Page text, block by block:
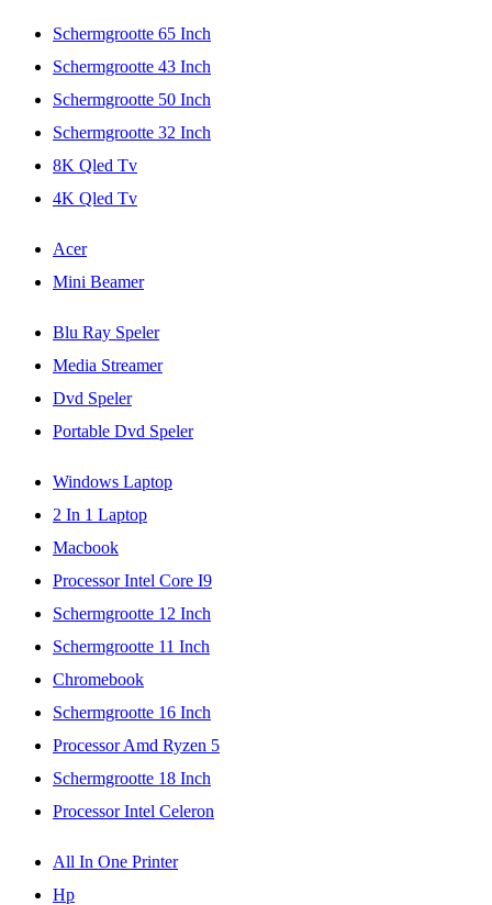
Schermgrootte 65 Inch
Schermgrootte 43 Inch
Schermgrootte 50 Inch
Schermgrootte 32 Inch
8K Qled Tv
4K Qled Tv
Acer
Mini Beamer
Blu Ray Speler
Media Streamer
Dvd Speler
Portable Dvd Speler
Windows Laptop
2 In 1 Laptop
Macbook
Processor Intel Core I9
Schermgrootte 12 Inch
Schermgrootte 11 Inch
Chromebook
Schermgrootte 16 Inch
Processor Amd Ryzen 5
Schermgrootte 18 Inch
Processor Intel Celeron
All In One Printer
Hp